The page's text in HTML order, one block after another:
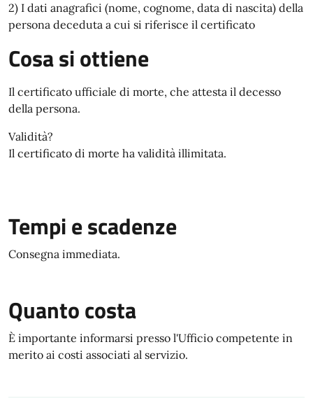
2) I dati anagrafici (nome, cognome, data di nascita) della
persona deceduta a cui si riferisce il certificato
Cosa si ottiene
Il certificato ufficiale di morte, che attesta il decesso
della persona.
Validità?
Il certificato di morte ha validità illimitata.
Tempi e scadenze
Consegna immediata.
Quanto costa
È importante informarsi presso l'Ufficio competente in
merito ai costi associati al servizio.